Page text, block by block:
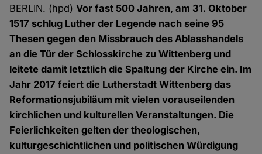
BERLIN. (hpd)Vor fast 500 Jahren, am 31. Oktober
1517 schlug Luther der Legende nach seine 95
Thesen gegen den Missbrauch des Ablasshandels
an die Tür der Schlosskirche zu Wittenberg und
leitete damit letztlich die Spaltung der Kirche ein. Im
Jahr 2017 feiert die Lutherstadt Wittenberg das
Reformationsjubiläum mit vielen vorauseilenden
kirchlichen und kulturellen Veranstaltungen. Die
Feierlichkeiten gelten der theologischen,
kulturgeschichtlichen und politischen Würdigung